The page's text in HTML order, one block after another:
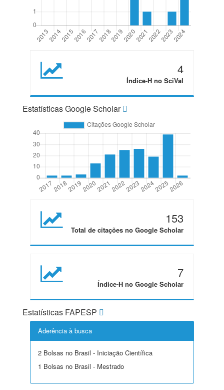
4
Índice-H no SciVal
Estatísticas Google Scholar
153
Total de citações no Google Scholar
7
Índice-H no Google Scholar
Estatísticas FAPESP
Aderência à busca
2 Bolsas no Brasil - Iniciação Científica
1 Bolsas no Brasil - Mestrado